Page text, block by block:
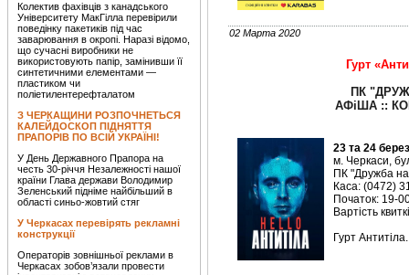
Колектив фахівців з канадського
Університету МакГілла перевірили
поведінку пакетиків під час
заварювання в окропі. Наразі відомо,
що сучасні виробники не
використовують папір, замінивши її
синтетичними елементами —
пластиком чи
поліетилентерефталатом
З ЧЕРКАЩИНИ РОЗПОЧНЕТЬСЯ
КАЛЕЙДОСКОП ПІДНЯТТЯ
ПРАПОРІВ ПО ВСІЙ УКРАЇНІ!
У День Державного Прапора на
честь 30-річчя Незалежності нашої
країни Глава держави Володимир
Зеленський підніме найбільший в
області синьо-жовтий стяг
У Черкасах перевірять рекламні
конструкції
Операторів зовнішньої реклами в
Черкасах зобов’язали провести
02 Марта 2020
Гурт
ПК
АФіША ::
23 та 24
м. Черкаси,
ПК "Дружба
Каса: (0472)
Початок: 19-
Вартість
Гурт